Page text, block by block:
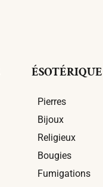
ÉSOTÉRIQUE
Pierres
Bijoux
Religieux
Bougies
Fumigations